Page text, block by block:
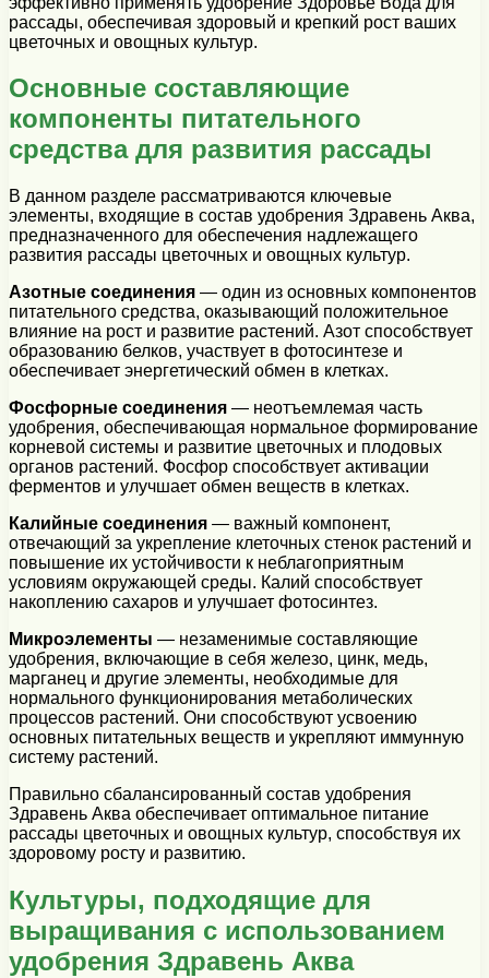
рассады, обеспечивая здоровый и крепкий рост ваших
цветочных и овощных культур.
Основные составляющие
компоненты питательного
средства для развития рассады
В данном разделе рассматриваются ключевые
элементы, входящие в состав удобрения Здравень Аква,
предназначенного для обеспечения надлежащего
развития рассады цветочных и овощных культур.
Азотные соединения — один из основных компонентов
питательного средства, оказывающий положительное
влияние на рост и развитие растений. Азот способствует
образованию белков, участвует в фотосинтезе и
обеспечивает энергетический обмен в клетках.
Фосфорные соединения — неотъемлемая часть
удобрения, обеспечивающая нормальное формирование
корневой системы и развитие цветочных и плодовых
органов растений. Фосфор способствует активации
ферментов и улучшает обмен веществ в клетках.
Калийные соединения — важный компонент,
отвечающий за укрепление клеточных стенок растений и
повышение их устойчивости к неблагоприятным
условиям окружающей среды. Калий способствует
накоплению сахаров и улучшает фотосинтез.
Микроэлементы — незаменимые составляющие
удобрения, включающие в себя железо, цинк, медь,
марганец и другие элементы, необходимые для
нормального функционирования метаболических
процессов растений. Они способствуют усвоению
основных питательных веществ и укрепляют иммунную
систему растений.
Правильно сбалансированный состав удобрения
Здравень Аква обеспечивает оптимальное питание
рассады цветочных и овощных культур, способствуя их
здоровому росту и развитию.
Культуры, подходящие для
выращивания с использованием
удобрения Здравень Аква